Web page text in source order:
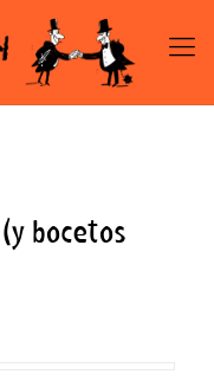
(y bocetos